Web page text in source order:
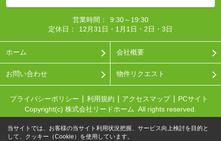
営業時間：
9:30～19:30
定休日：
12月31日・1月1日・2日・3日
ホーム 会社概要
お問い合わせ 物件リクエスト
プライバシーポリシー 利用規約 アクセスマップ
PCサイト
Copyright(c) 株式会社リードホーム All rights reserved.
当サイトでは、お客様の当サイト利用状況把握、サービス向上検討を目的と
して、クッキー（Cookie）を使用しています。